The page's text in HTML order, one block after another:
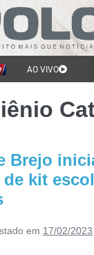
AO VIVO
Brejo
kit
em 17/02/2023